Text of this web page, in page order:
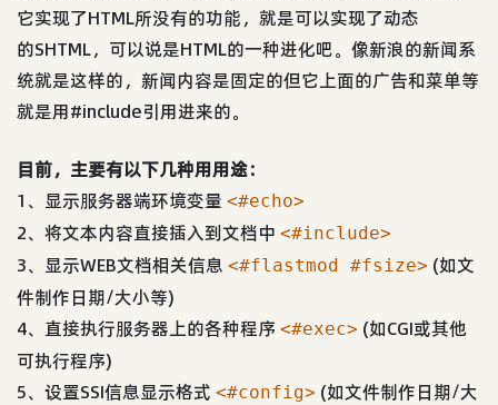
它实现了HTML所没有的功能，就是可以实现了动态
的SHTML，可以说是HTML的一种进化吧。像新浪的新闻系
统就是这样的，新闻内容是固定的但它上面的广告和菜单等
就是用#include引用进来的。
目前，主要有以下几种用用途：
1、显示服务器端环境变量 <#echo>
2、将文本内容直接插入到文档中 <#include>
3、显示WEB文档相关信息 <#flastmod #fsize> (如文
件制作日期/大小等)
4、直接执行服务器上的各种程序 <#exec> (如CGI或其他
可执行程序)
5、设置SSI信息显示格式 <#config> (如文件制作日期/大